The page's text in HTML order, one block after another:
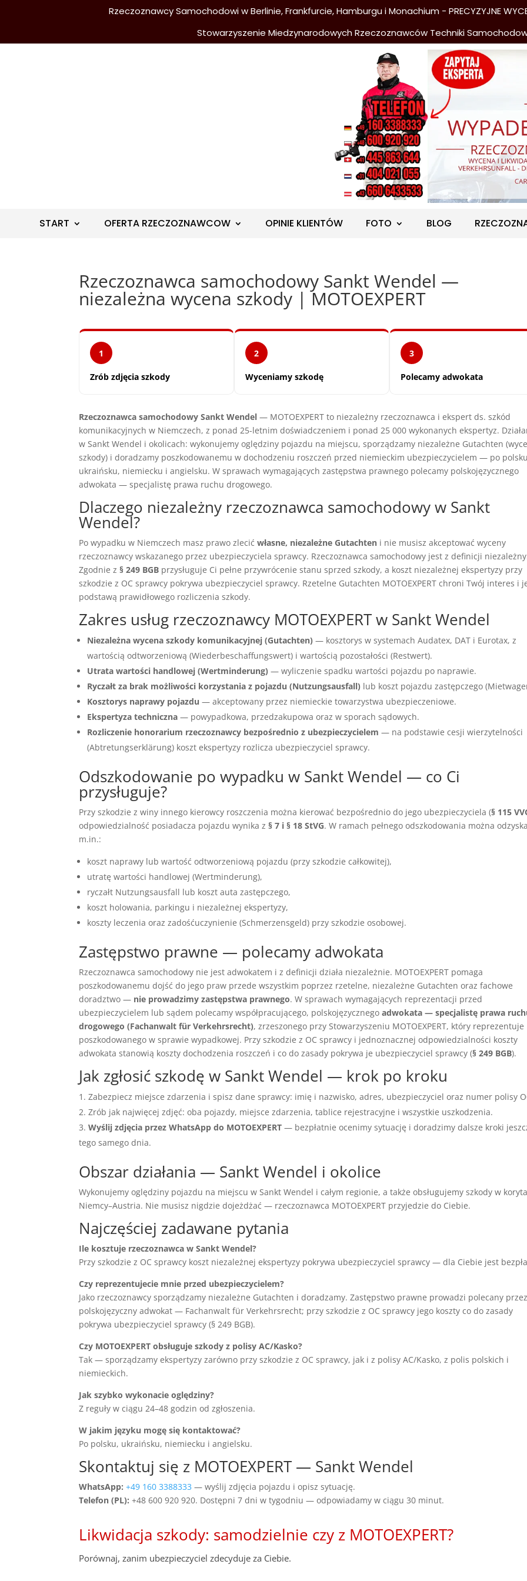
Rzeczoznawcy Samochodowi w Berlinie, Frankfurcie, Hamburgu i Monachium - PRECYZYJNE
Stowarzyszenie Miedzynarodowych Rzeczoznawców Techniki
START OFERTA RZECZOZNAWCOW OPINIE KLIENTÓW FOTO BLOG
Rzeczoznawca samochodowy Sankt Wendel —
niezależna wycena szkody | MOTOEXPERT
1
Zrób zdjęcia szkody
2
Wyceniamy szkodę
3
Polecamy adwokata
Rzeczoznawca samochodowy Sankt Wendel — MOTOEXPERT to niezależny rzeczoznawca i ekspert ds. szkód
komunikacyjnych w Niemczech, z ponad 25-letnim doświadczeniem i ponad 25 000 wykonanych ekspertyz.
w Sankt Wendel i okolicach: wykonujemy oględziny pojazdu na miejscu, sporządzamy niezależne Gutachten
szkody) i doradzamy poszkodowanemu w dochodzeniu roszczeń przed niemieckim ubezpieczycielem — po
ukraińsku, niemiecku i angielsku. W sprawach wymagających zastępstwa prawnego polecamy polskojęzycznego
adwokata — specjalistę prawa ruchu drogowego.
Dlaczego niezależny rzeczoznawca samochodowy w Sankt
Wendel?
Po wypadku w Niemczech masz prawo zlecićwłasne, niezależne Gutachten i nie musisz akceptować wyceny
rzeczoznawcy wskazanego przez ubezpieczyciela sprawcy. Rzeczoznawca samochodowy jest z definicji
Zgodnie z§ 249 BGB przysługuje Ci pełne przywrócenie stanu sprzed szkody, a koszt niezależnej ekspertyzy przy
szkodzie z OC sprawcy pokrywa ubezpieczyciel sprawcy. Rzetelne Gutachten MOTOEXPERT chroni Twój interes i
podstawą prawidłowego rozliczenia szkody.
Zakres usług rzeczoznawcy MOTOEXPERT w Sankt Wendel
Niezależna wycena szkody komunikacyjnej (Gutachten) — kosztorys w systemach Audatex, DAT i Eurotax, z
wartością odtworzeniową (Wiederbeschaffungswert) i wartością pozostałości (Restwert).
Utrata wartości handlowej (Wertminderung) — wyliczenie spadku wartości pojazdu po naprawie.
Ryczałt za brak możliwości korzystania z pojazdu (Nutzungsausfall) lub koszt pojazdu zastępczego
Kosztorys naprawy pojazdu — akceptowany przez niemieckie towarzystwa ubezpieczeniowe.
Ekspertyza techniczna — powypadkowa, przedzakupowa oraz w sporach sądowych.
Rozliczenie honorarium rzeczoznawcy bezpośrednio z ubezpieczycielem — na podstawie cesji wierzytelności
(Abtretungserklärung) koszt ekspertyzy rozlicza ubezpieczyciel sprawcy.
Odszkodowanie po wypadku w Sankt Wendel — co Ci
przysługuje?
Przy szkodzie z winy innego kierowcy roszczenia można kierować bezpośrednio do jego ubezpieczyciela (§ 115
odpowiedzialność posiadacza pojazdu wynika z§ 7 i § 18 StVG. W ramach pełnego odszkodowania można
m.in.:
koszt naprawy lub wartość odtworzeniową pojazdu (przy szkodzie całkowitej),
utratę wartości handlowej (Wertminderung),
ryczałt Nutzungsausfall lub koszt auta zastępczego,
koszt holowania, parkingu i niezależnej ekspertyzy,
koszty leczenia oraz zadośćuczynienie (Schmerzensgeld) przy szkodzie osobowej.
Zastępstwo prawne — polecamy adwokata
Rzeczoznawca samochodowy nie jest adwokatem i z definicji działa niezależnie. MOTOEXPERT pomaga
poszkodowanemu dojść do jego praw przede wszystkim poprzez rzetelne, niezależne Gutachten oraz fachowe
doradztwo — nie prowadzimy zastępstwa prawnego. W sprawach wymagających reprezentacji przed
ubezpieczycielem lub sądem polecamy współpracującego, polskojęzycznegoadwokata — specjalistę prawa
drogowego (Fachanwalt für Verkehrsrecht), zrzeszonego przy Stowarzyszeniu MOTOEXPERT, który reprezentuje
poszkodowanego w sprawie wypadkowej. Przy szkodzie z OC sprawcy i jednoznacznej odpowiedzialności koszty
adwokata stanowią koszty dochodzenia roszczeń i co do zasady pokrywa je ubezpieczyciel sprawcy (§ 249 BGB).
Jak zgłosić szkodę w Sankt Wendel — krok po kroku
Zabezpiecz miejsce zdarzenia i spisz dane sprawcy: imię i nazwisko, adres, ubezpieczyciel oraz numer polisy
Zrób jak najwięcej zdjęć: oba pojazdy, miejsce zdarzenia, tablice rejestracyjne i wszystkie uszkodzenia.
Wyślij zdjęcia przez WhatsApp do MOTOEXPERT — bezpłatnie ocenimy sytuację i doradzimy dalsze kroki
tego samego dnia.
Obszar działania — Sankt Wendel i okolice
Wykonujemy oględziny pojazdu na miejscu w Sankt Wendel i całym regionie, a także obsługujemy szkody w
Niemcy–Austria. Nie musisz nigdzie dojeżdżać — rzeczoznawca MOTOEXPERT przyjedzie do Ciebie.
Najczęściej zadawane pytania
Ile kosztuje rzeczoznawca w Sankt Wendel?
Przy szkodzie z OC sprawcy koszt niezależnej ekspertyzy pokrywa ubezpieczyciel sprawcy — dla Ciebie jest
Czy reprezentujecie mnie przed ubezpieczycielem?
Jako rzeczoznawcy sporządzamy niezależne Gutachten i doradzamy. Zastępstwo prawne prowadzi polecany
polskojęzyczny adwokat — Fachanwalt für Verkehrsrecht; przy szkodzie z OC sprawcy jego koszty co do zasady
pokrywa ubezpieczyciel sprawcy (§ 249 BGB).
Czy MOTOEXPERT obsługuje szkody z polisy AC/Kasko?
Tak — sporządzamy ekspertyzy zarówno przy szkodzie z OC sprawcy, jak i z polisy AC/Kasko, z polis polskich i
niemieckich.
Jak szybko wykonacie oględziny?
Z reguły w ciągu 24–48 godzin od zgłoszenia.
W jakim języku mogę się kontaktować?
Po polsku, ukraińsku, niemiecku i angielsku.
Skontaktuj się z MOTOEXPERT — Sankt Wendel
WhatsApp: +49 160 3388333 — wyślij zdjęcia pojazdu i opisz sytuację.
Telefon (PL): +48 600 920 920. Dostępni 7 dni w tygodniu — odpowiadamy w ciągu 30 minut.
Likwidacja szkody: samodzielnie czy z MOTOEXPERT?
Porównaj, zanim ubezpieczyciel zdecyduje za Ciebie.